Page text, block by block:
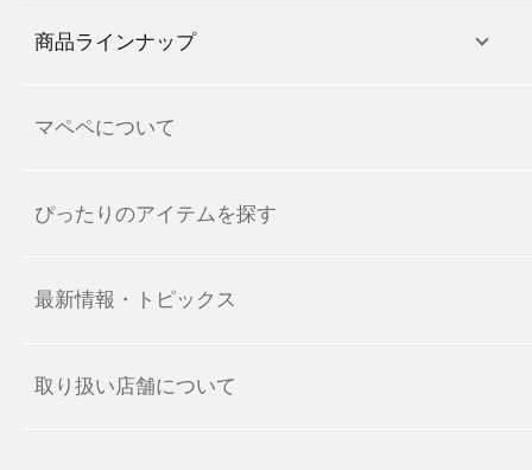
商品ラインナップ
マペペについて
ぴったりのアイテムを探す
最新情報・トピックス
取り扱い店舗について